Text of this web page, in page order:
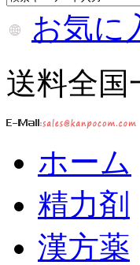
お気に
送料全国
ホーム
精力剤
漢方薬